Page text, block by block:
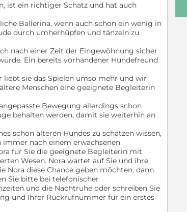
ist ein richtiger Schatz und hat auch
Ballerina, wenn auch schon ein wenig in
durch umherhüpfen und tänzeln zu
nach einer Zeit der Eingewöhnung sicher
Ein bereits vorhandener Hundefreund
sie das Spielen umso mehr und wir
Menschen eine geeignete Begleiterin
Bewegung allerdings schon
behalten werden, damit sie weiterhin an
schon älteren Hundes zu schätzen wissen,
immer nach einem erwachsenen
für Sie die geeignete Begleiterin mit
Wesen. Nora wartet auf Sie und ihre
Nora diese Chance geben möchten, dann
Sie bitte bei telefonischer
und die Nachtruhe oder schreiben Sie
und Ihrer Rückrufnummer für ein erstes